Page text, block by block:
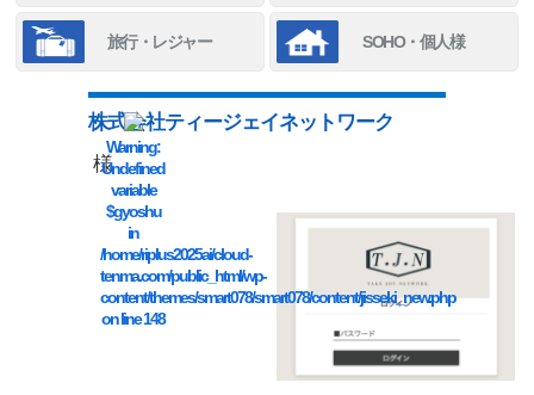
旅行・レジャー SOHO・個人様
Warning:
Undefined
variable
$gyoshu
in
/home/riplus2025ai/cloud-
tenma.com/public_html/wp-
content/themes/smart078/smart078/content/jisseki_new.php
on line148
株式会社ティージェイネットワーク
様